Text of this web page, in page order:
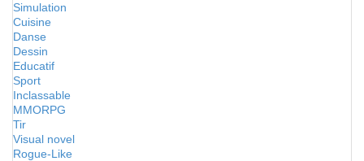
Simulation
Cuisine
Danse
Dessin
Educatif
Sport
Inclassable
MMORPG
Tir
Visual novel
Rogue-Like